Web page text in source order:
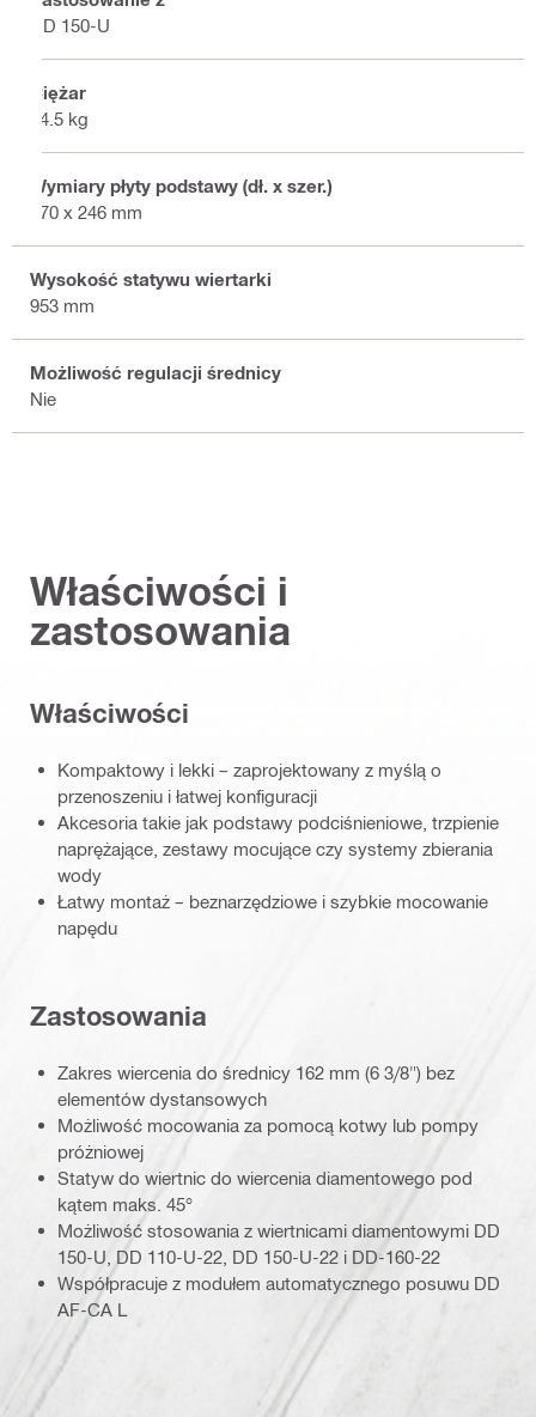
DD 150-U
Ciężar
14.5 kg
Wymiary płyty podstawy (dł. x szer.)
470 x 246 mm
Wysokość statywu wiertarki
953 mm
Możliwość regulacji średnicy
Nie
Właściwości i
zastosowania
Właściwości
Kompaktowy i lekki – zaprojektowany z myślą o
przenoszeniu i łatwej konfiguracji
Akcesoria takie jak podstawy podciśnieniowe, trzpienie
naprężające, zestawy mocujące czy systemy zbierania
wody
Łatwy montaż – beznarzędziowe i szybkie mocowanie
napędu
Zastosowania
Zakres wiercenia do średnicy 162 mm (6 3/8") bez
elementów dystansowych
Możliwość mocowania za pomocą kotwy lub pompy
próżniowej
Statyw do wiertnic do wiercenia diamentowego pod
kątem maks. 45°
Możliwość stosowania z wiertnicami diamentowymi DD
150-U, DD 110-U-22, DD 150-U-22 i DD-160-22
Współpracuje z modułem automatycznego posuwu DD
AF-CA L